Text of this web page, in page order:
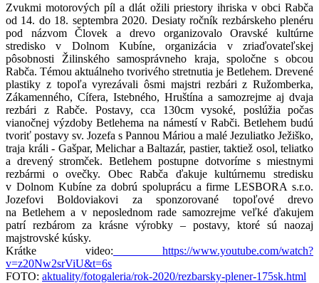
Zvukmi motorových píl a dlát ožili priestory ihriska v obci Rabča
od 14. do 18. septembra 2020. Desiaty ročník rezbárskeho plenéru
pod názvom Človek a drevo organizovalo Oravské kultúrne
stredisko v Dolnom Kubíne, organizácia v zriaďovateľskej
pôsobnosti Žilinského samosprávneho kraja, spoločne s obcou
Rabča. Témou aktuálneho tvorivého stretnutia je Betlehem. Drevené
plastiky z topoľa vyrezávali ôsmi majstri rezbári z Ružomberka,
Zákamenného, Cífera, Istebného, Hruštína a samozrejme aj dvaja
rezbári z Rabče. Postavy, cca 130cm vysoké, poslúžia počas
vianočnej výzdoby Betlehema na námestí v Rabči. Betlehem budú
tvoriť postavy sv. Jozefa s Pannou Máriou a malé Jezuliatko Ježiško,
traja králi - Gašpar, Melichar a Baltazár, pastier, taktiež osol, teliatko
a drevený stromček. Betlehem postupne dotvoríme s miestnymi
rezbármi o ovečky. Obec Rabča ďakuje kultúrnemu stredisku
v Dolnom Kubíne za dobrú spoluprácu a firme LESBORA s.r.o.
Jozefovi Boldoviakovi za sponzorované topoľové drevo
na Betlehem a v neposlednom rade samozrejme veľké ďakujem
patrí rezbárom za krásne výrobky – postavy, ktoré sú naozaj
majstrovské kúsky.
Krátke video: https://www.youtube.com/watch?
v=z20Nw2srViU&t=6s
FOTO: aktuality/fotogaleria/rok-2020/rezbarsky-plener-175sk.html